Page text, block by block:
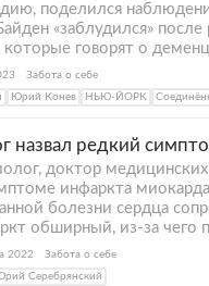
поделился
«заблудился»
говорят о
Забота о себе
Юрий Конев НЬЮ-ЙОРК
назвал редкий
доктор
инфаркта
болезни сердца
обширный, из-за чего
2022
Забота о себе
Серебрянский